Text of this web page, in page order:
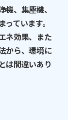
、集塵機、
ています。
ネ効果、また
から、環境に
は間違いあり